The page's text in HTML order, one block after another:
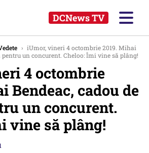
DCNews TV
› iUmor, vineri 4 octombrie 2019. Mihai
pentru un concurent. Cheloo: Îmi vine să plâng!
4 octombrie
Bendeac, cadou de
un concurent.
vine să plâng!